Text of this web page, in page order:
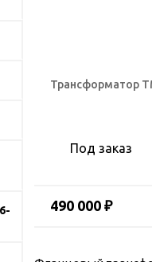
Трансформатор
Под заказ
490 000 ₽